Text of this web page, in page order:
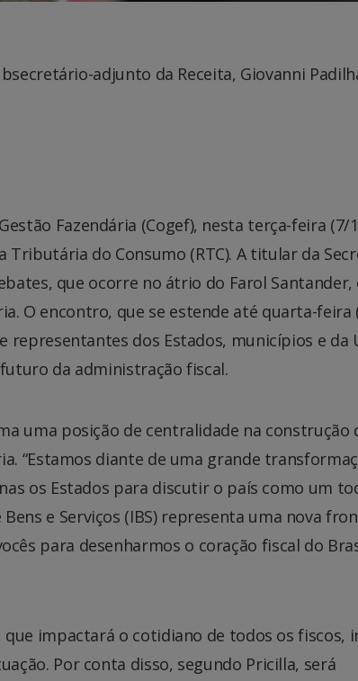
adjunto da Receita, Giovanni
Fazendária (Cogef), nesta terça-feira (7/
do Consumo (RTC). A titular da
que ocorre no átrio do Farol Santander,
O encontro, que se estende até quarta-feira
representantes dos Estados, municípios e da
da administração fiscal.
uma posição de centralidade na construção
“Estamos diante de uma grande
os Estados para discutir o país como um
e Serviços (IBS) representa uma nova
para desenharmos o coração fiscal do
impactará o cotidiano de todos os fiscos,
Por conta disso, segundo Pricilla, será